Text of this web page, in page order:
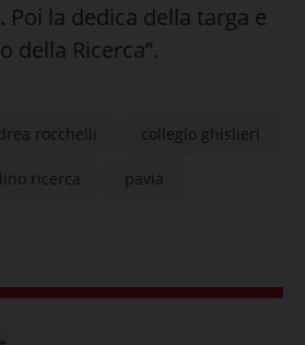
Poi la dedica della targa e
della Ricerca”.
rocchelli collegio ghislieri
ricerca pavia